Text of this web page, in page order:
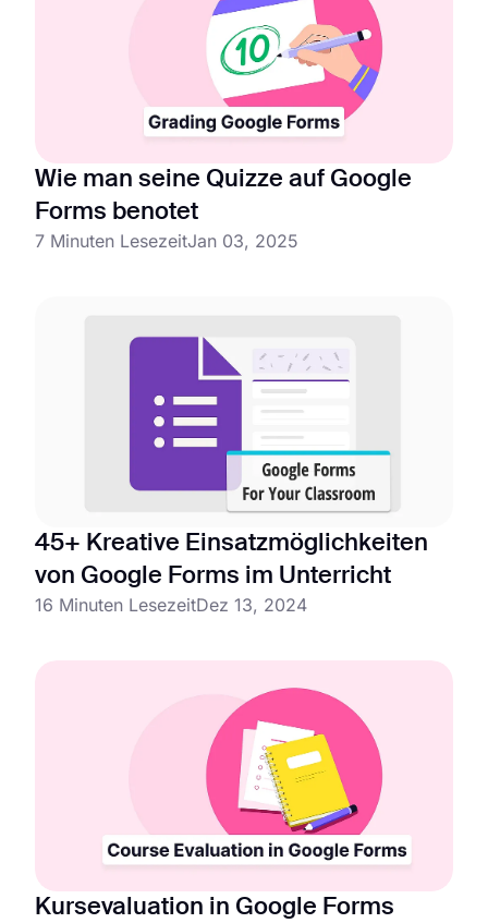
Wie man seine Quizze auf Google
Forms benotet
7 Minuten LesezeitJan 03, 2025
45+ Kreative Einsatzmöglichkeiten
von Google Forms im Unterricht
16 Minuten LesezeitDez 13, 2024
Kursevaluation in Google Forms